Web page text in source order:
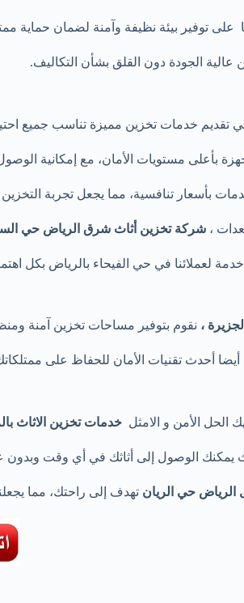
توفير بيئة نظيفة وآمنة لضمان حماية
الجودة دون القلق بشأن التكاليف.
تقديم خدمات تخزين مميزة تناسب جميع
بأعلى مستويات الأمان، مع إمكانية
بأسعار تنافسية، مما يجعل تجربة
، شركة تخزين أثاث شرق الرياض حي
لعملائنا في حي الفيحاء بالرياض بكل
، نقوم بتوفير مساحات تخزين آمنة
أحدث تقنيات الأمان للحفاظ على
الحل الأمن و الامثل خدمات تخزين الاثاث
الوصول إلى أثاثك في أي وقت وبدون
الرياض حي الريان تهدف إلى راحتك، مما